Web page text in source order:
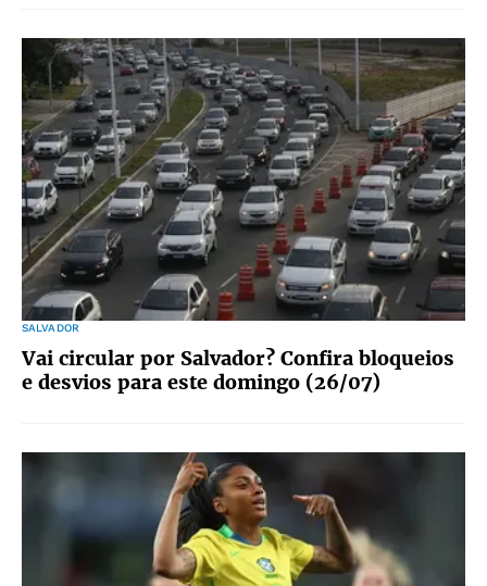
SALVADOR
Vai circular por Salvador? Confira bloqueios
e desvios para este domingo (26/07)